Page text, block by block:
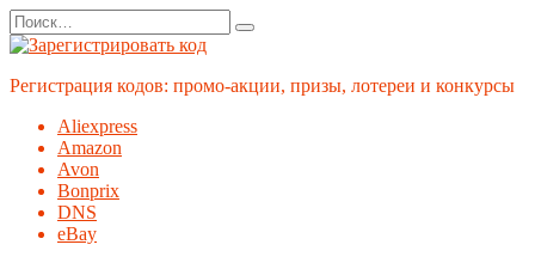
Перейти
к
содержанию
Search
for:
Регистрация кодов: промо-акции, призы, лотереи и конкурсы
Aliexpress
Amazon
Avon
Bonprix
DNS
eBay